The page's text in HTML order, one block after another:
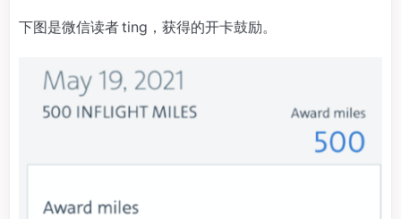
下图是微信读者 ting，获得的开卡鼓励。